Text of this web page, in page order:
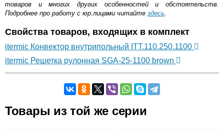
товаров и многих других особенностей и обстоятельств.
Подробнее про работу с юр.лицами читайте здесь.
Свойства товаров, входящих в комплект
itermic Конвектор внутрипольный ITT.110.250.1100
itermic Решетка рулонная SGA-25-1100 brown
Оставьте отзыв
Товары из той же серии